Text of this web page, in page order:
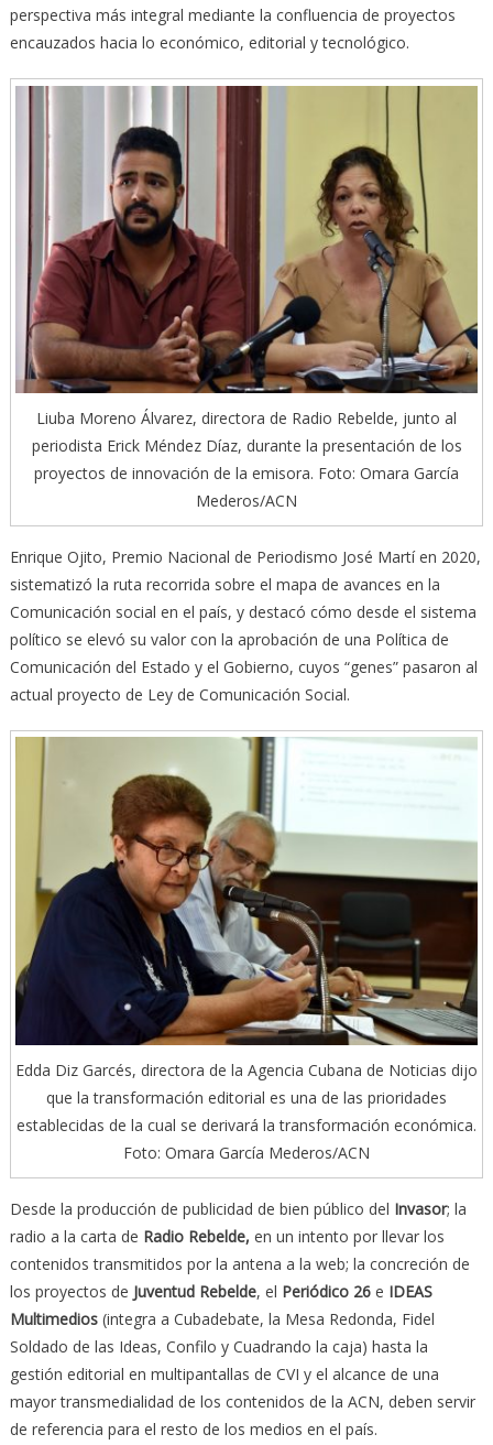
perspectiva más integral mediante la confluencia de proyectos
encauzados hacia lo económico, editorial y tecnológico.
Liuba Moreno Álvarez, directora de Radio Rebelde, junto al
periodista Erick Méndez Díaz, durante la presentación de los
proyectos de innovación de la emisora. Foto: Omara García
Mederos/ACN
Enrique Ojito, Premio Nacional de Periodismo José Martí en 2020,
sistematizó la ruta recorrida sobre el mapa de avances en la
Comunicación social en el país, y destacó cómo desde el sistema
político se elevó su valor con la aprobación de una Política de
Comunicación del Estado y el Gobierno, cuyos “genes” pasaron al
actual proyecto de Ley de Comunicación Social.
Edda Diz Garcés, directora de la Agencia Cubana de Noticias dijo
que la transformación editorial es una de las prioridades
establecidas de la cual se derivará la transformación económica.
Foto: Omara García Mederos/ACN
Desde la producción de publicidad de bien público del Invasor; la
radio a la carta de Radio Rebelde, en un intento por llevar los
contenidos transmitidos por la antena a la web; la concreción de
los proyectos de Juventud Rebelde, el Periódico 26e IDEAS
Multimedios(integra a Cubadebate, la Mesa Redonda, Fidel
Soldado de las Ideas, Confilo y Cuadrando la caja) hasta la
gestión editorial en multipantallas de CVI y el alcance de una
mayor transmedialidad de los contenidos de la ACN, deben servir
de referencia para el resto de los medios en el país.